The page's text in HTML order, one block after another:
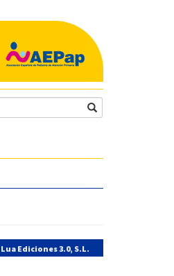
Lua Ediciones 3.0, S.L.